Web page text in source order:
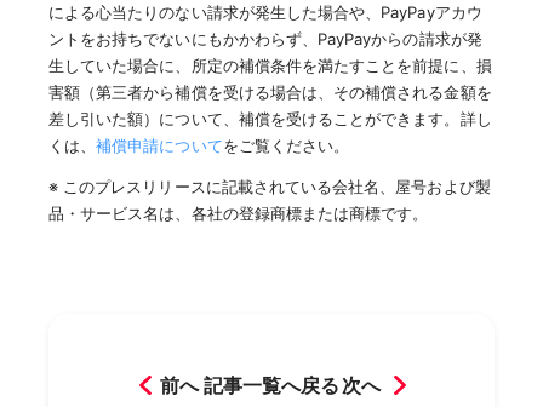
による心当たりのない請求が発生した場合や、PayPayアカウ
ントをお持ちでないにもかかわらず、PayPayからの請求が発
生していた場合に、所定の補償条件を満たすことを前提に、損
害額（第三者から補償を受ける場合は、その補償される金額を
差し引いた額）について、補償を受けることができます。詳し
くは、補償申請についてをご覧ください。
※ このプレスリリースに記載されている会社名、屋号および製
品・サービス名は、各社の登録商標または商標です。
前へ 記事一覧へ戻る 次へ